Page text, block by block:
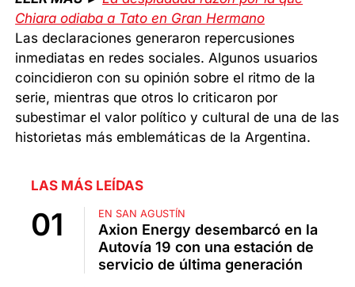
Chiara odiaba a Tato en Gran Hermano
Las declaraciones generaron repercusiones
inmediatas en redes sociales. Algunos usuarios
coincidieron con su opinión sobre el ritmo de la
serie, mientras que otros lo criticaron por
subestimar el valor político y cultural de una de las
historietas más emblemáticas de la Argentina.
LAS MÁS LEÍDAS
EN SAN AGUSTÍN
Axion Energy desembarcó en la
Autovía 19 con una estación de
servicio de última generación